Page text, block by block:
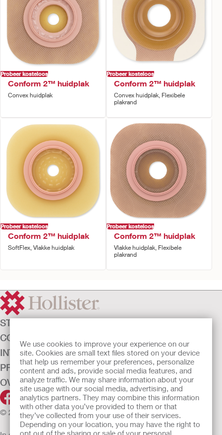
We use cookies to improve your experience on our
site. Cookies are small text files stored on your device
that help us remember your preferences, personalize
content and ads, provide social media features, and
analyze traffic. We may share information about your
site usage with our social media, advertising, and
analytics partners. They may combine this information
with other data you’ve provided to them or that
they’ve collected from your use of their services.
Depending on your location, you may have the right to
opt out of the sharing or sale of your personal
Probeer kosteloos
Conform 2™ huidplak
Convex huidplak
Probeer kosteloos
Conform 2™ huidplak
Convex huidplak, Flexibele
plakrand
Probeer kosteloos
Conform 2™ huidplak
SoftFlex, Vlakke huidplak
Probeer kosteloos
Conform 2™ huidplak
Vlakke huidplak, Flexibele
plakrand
STOMAZORG
CONTINENTIEZORG
INTENSIEVE ZORG
PRODUCTEN
OVER ONS
© 2026 Hollister Incorporated